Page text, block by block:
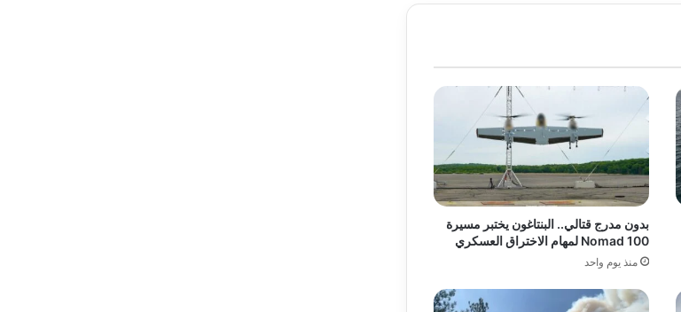
بدون مدرج قتالي.. البنتاغون يختبر مسيرة
Nomad 100 لمهام الاختراق العسكري
منذ يوم واحد